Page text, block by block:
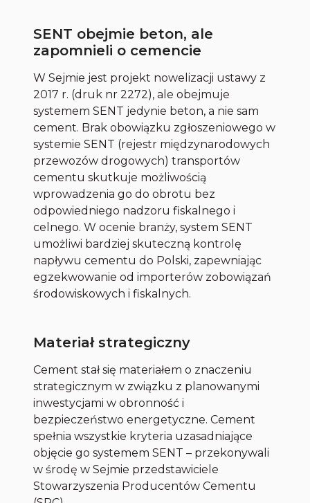
SENT obejmie beton, ale
zapomnieli o cemencie
W Sejmie jest projekt nowelizacji ustawy z
2017 r. (druk nr 2272), ale obejmuje
systemem SENT jedynie beton, a nie sam
cement. Brak obowiązku zgłoszeniowego w
systemie SENT (rejestr międzynarodowych
przewozów drogowych) transportów
cementu skutkuje możliwością
wprowadzenia go do obrotu bez
odpowiedniego nadzoru fiskalnego i
celnego. W ocenie branży, system SENT
umożliwi bardziej skuteczną kontrolę
napływu cementu do Polski, zapewniając
egzekwowanie od importerów zobowiązań
środowiskowych i fiskalnych.
Materiał strategiczny
Cement stał się materiałem o znaczeniu
strategicznym w związku z planowanymi
inwestycjami w obronność i
bezpieczeństwo energetyczne. Cement
spełnia wszystkie kryteria uzasadniające
objęcie go systemem SENT – przekonywali
w środę w Sejmie przedstawiciele
Stowarzyszenia Producentów Cementu